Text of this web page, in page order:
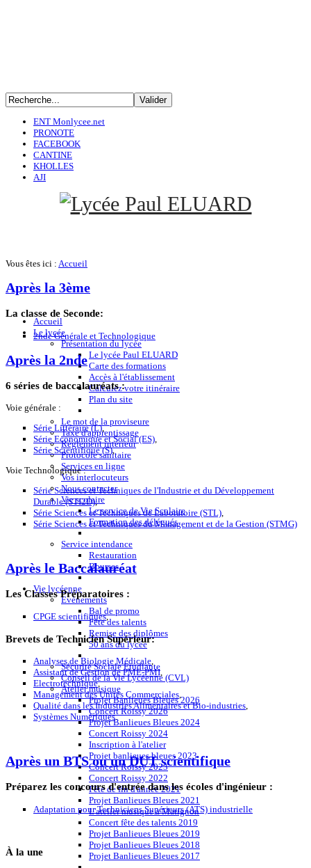
ENT Monlycee.net
PRONOTE
FACEBOOK
CANTINE
KHOLLES
AJI
Accueil
Le lycée
Présentation du lycée
Le lycée Paul ELUARD
Carte des formations
Accès à l'établissement
Calculez votre itinéraire
Plan du site
Le mot de la proviseure
Taxe d'apprentissage
Règlement intérieur
Protocole sanitaire
Services en ligne
Vos interlocuteurs
Nous contacter
Vie scolaire
Le service de Vie Scolaire
Formation des délégués
Service intendance
Restauration
Bourses
Vie lycéenne
Evènements
Bal de promo
Fête des talents
Remise des diplômes
50 ans du lycée
Sécurité Sociale Etudiante
Conseil de la Vie Lycéenne (CVL)
Atelier musique
Projet Banlieues Bleues 2026
Concert Roissy 2026
Projet Banlieues Bleues 2024
Concert Roissy 2024
Inscription à l'atelier
Projet banlieues bleues 2023
Concert Roissy 2023
Concert Roissy 2022
Fête de fin d'année 2021
Projet Banlieues Bleues 2021
L'atelier musique à Matignon
Concert fête des talents 2019
Projet Banlieues Bleues 2019
Projet Banlieues Bleues 2018
Projet Banlieues Bleues 2017
Vous êtes ici : Accueil
Après la 3ème
La classe de Seconde:
2nde Générale et Technologique
Après la 2nde
6 séries de baccalauréats :
Voie générale :
Série Littéraire (L),
Série Economique et Social (ES),
Série Scientifique (S),
Voie Technologique :
Série Sciences et Techniques de l'Industrie et du Développement
Durable (STI2D),
Série Sciences et Techniques de Laboratoire (STL),
Série Sciences et Techniques du Management et de la Gestion (STMG)
Après le Baccalauréat
Les Classes Préparatoires :
CPGE scientifiques,
Brevets de Technicien Supérieur:
Analyses de Biologie Médicale,
Assistant de Gestion de PME-PMI,
Electrotechnique,
Management des Unités Commerciales,
Qualité dans les Industries Alimentaires et Bio-industries,
Systèmes Numériques.
Après un BTS ou un DUT scientifique
Préparez les concours d'entrée dans les écoles d'ingénieur :
Adaptation pour Techniciens Supérieurs (ATS) industrielle
À la une